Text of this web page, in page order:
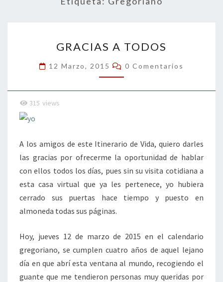
A
TODOS
GRACIAS A TODOS
12 Marzo, 2015 Comentarios
0 Comentarios
315 views
A los amigos de este Itinerario de Vida, quiero darles
las gracias por ofrecerme la oportunidad de hablar
con ellos todos los días, pues sin su visita cotidiana a
esta casa virtual que ya les pertenece, yo hubiera
cerrado sus puertas hace tiempo y puesto en
almoneda todas sus páginas.
Hoy, jueves 12 de marzo de 2015 en el calendario
gregoriano, se cumplen cuatro años de aquel lejano
día en que abrí esta ventana al mundo, recogiendo el
guante que me tendieron personas muy queridas por